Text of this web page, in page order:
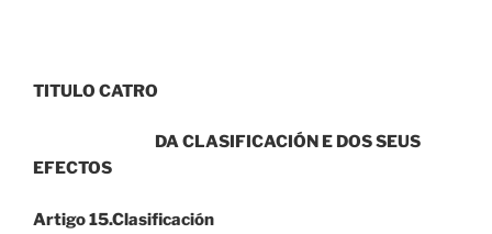
TITULO CATRO
DA CLASIFICACIÓN E DOS SEUS
EFECTOS
Artigo 15.Clasificación